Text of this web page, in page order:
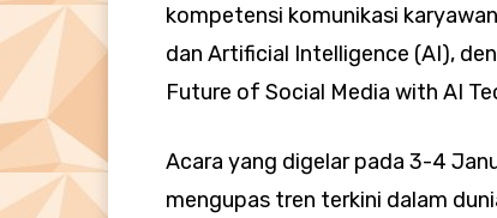
kompetensi komunikasi
dan Artificial Intelligence (AI),
Future of Social Media with AI
Acara yang digelar pada 3-4
mengupas tren terkini dalam